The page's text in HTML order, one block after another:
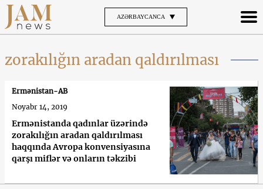
AZƏRBAYCANCA
zorakılığın aradan qaldırılması
Ermənistanda qadınlar üzərində
zorakılığın aradan qaldırılması
haqqında Avropa konvensiyasına
qarşı miflər və onların təkzibi
Ermənistan-AB
Noyabr 14, 2019